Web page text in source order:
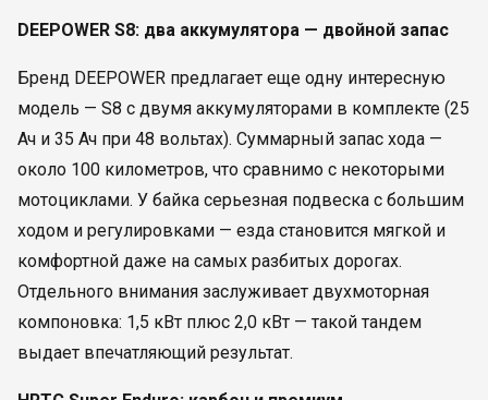
DEEPOWER S8: два аккумулятора — двойной запас
Бренд DEEPOWER предлагает еще одну интересную
модель — S8 с двумя аккумуляторами в комплекте (25
Ач и 35 Ач при 48 вольтах). Суммарный запас хода —
около 100 километров, что сравнимо с некоторыми
мотоциклами. У байка серьезная подвеска с большим
ходом и регулировками — езда становится мягкой и
комфортной даже на самых разбитых дорогах.
Отдельного внимания заслуживает двухмоторная
компоновка: 1,5 кВт плюс 2,0 кВт — такой тандем
выдает впечатляющий результат.